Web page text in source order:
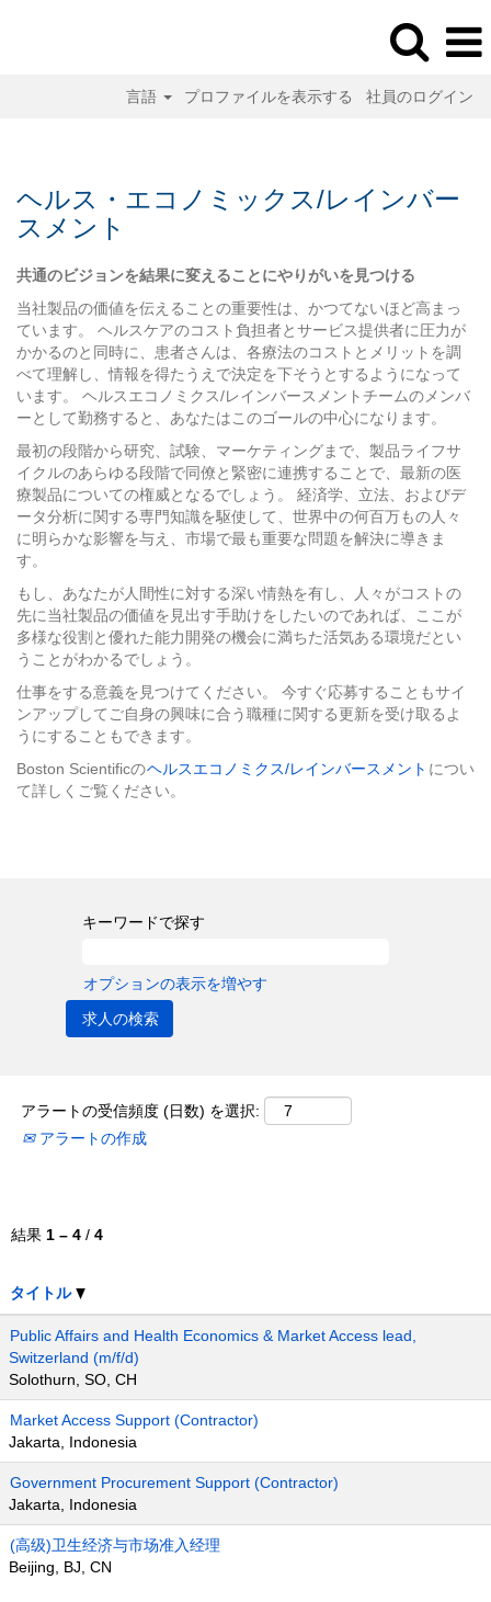
言語 プロファイルを表示する 社員のログイン
エ
コ
ミ
ッ
ク
ス
お
よ
び
レ
イ
ン
バ
ー
ス
ン
ト
ヘルス・エコノミックス/レインバー
スメント
共通のビジョンを結果に変えることにやりがいを見つける
当社製品の価値を伝えることの重要性は、かつてないほど高まっ
ています。 ヘルスケアのコスト負担者とサービス提供者に圧力が
かかるのと同時に、患者さんは、各療法のコストとメリットを調
べて理解し、情報を得たうえで決定を下そうとするようになって
います。 ヘルスエコノミクス/レインバースメントチームのメンバ
ーとして勤務すると、あなたはこのゴールの中心になります。
最初の段階から研究、試験、マーケティングまで、製品ライフサ
イクルのあらゆる段階で同僚と緊密に連携することで、最新の医
療製品についての権威となるでしょう。 経済学、立法、およびデ
ータ分析に関する専門知識を駆使して、世界中の何百万もの人々
に明らかな影響を与え、市場で最も重要な問題を解決に導きま
す。
もし、あなたが人間性に対する深い情熱を有し、人々がコストの
先に当社製品の価値を見出す手助けをしたいのであれば、ここが
多様な役割と優れた能力開発の機会に満ちた活気ある環境だとい
うことがわかるでしょう。
仕事をする意義を見つけてください。 今すぐ応募することもサイ
ンアップしてご自身の興味に合う職種に関する更新を受け取るよ
うにすることもできます。
Boston Scientificのヘルスエコノミクス/レインバースメント につい
て詳しくご覧ください。
キーワードで探す
オプションの表示を増やす
アラートの受信頻度 (日数) を選択:
アラートの作成
結果 1 – 4 / 4
タイトル
Public Affairs and Health Economics & Market Access lead,
Switzerland (m/f/d)
Solothurn, SO, CH
Market Access Support (Contractor)
Jakarta, Indonesia
Government Procurement Support (Contractor)
Jakarta, Indonesia
(高级)卫生经济与市场准入经理
Beijing, BJ, CN